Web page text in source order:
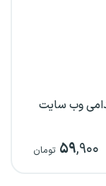
وب سایت
۵۹,۹۰۰ تومان